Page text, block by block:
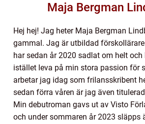
Maja Bergman
Hej hej! Jag heter Maja Bergman
gammal. Jag är utbildad
har sedan år 2020 sadlat om helt
istället leva på min stora passion för
arbetar jag idag som frilansskribent
sedan förra våren är jag även
Min debutroman gavs ut av Visto
och under sommaren år 2023 släpps